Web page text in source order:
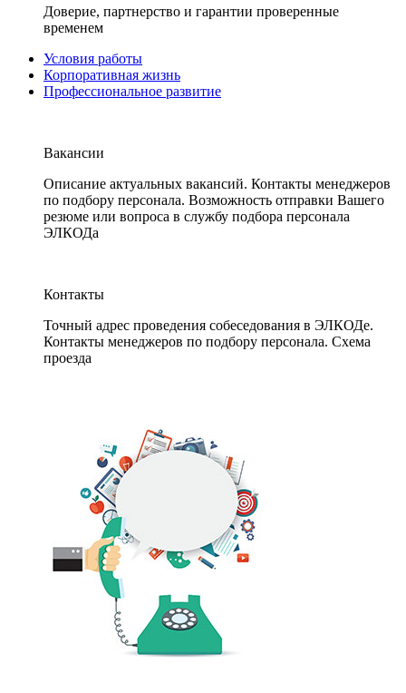
Доверие, партнерство и гарантии проверенные
временем
Условия работы
Корпоративная жизнь
Профессиональное развитие
Вакансии
Описание актуальных вакансий. Контакты менеджеров
по подбору персонала. Возможность отправки Вашего
резюме или вопроса в службу подбора персонала
ЭЛКОДа
Контакты
Точный адрес проведения собеседования в ЭЛКОДе.
Контакты менеджеров по подбору персонала. Схема
проезда